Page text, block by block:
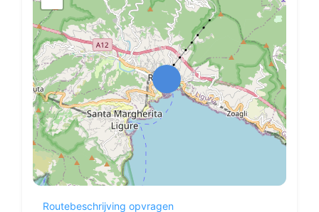
Routebeschrijving opvragen